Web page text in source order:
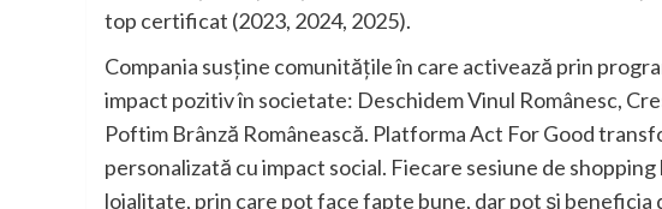
top certificat (2023, 2024, 2025).
Compania susține comunitățile în care activează prin
impact pozitiv în societate: Deschidem Vinul Românesc,
Poftim Brânză Românească. Platforma Act For Good
personalizată cu impact social. Fiecare sesiune de
loialitate, prin care pot face fapte bune, dar pot și